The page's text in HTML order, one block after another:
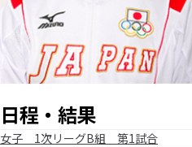
日程・結果
女子 1次リーグB組 第1試合